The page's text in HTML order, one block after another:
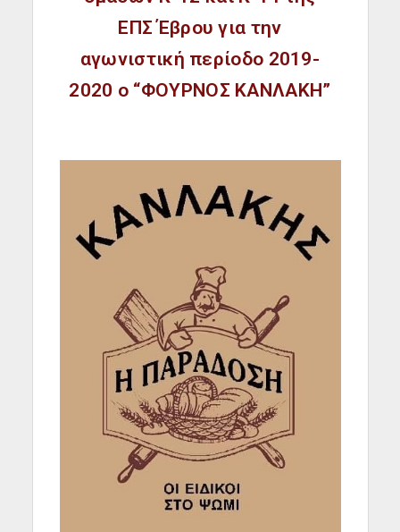
ΕΠΣ Έβρου για την
αγωνιστική περίοδο 2019-
2020 ο “ΦΟΥΡΝΟΣ ΚΑΝΛΑΚΗ”